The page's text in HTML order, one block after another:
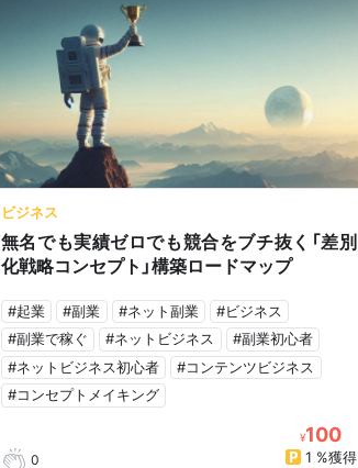
ビジネス
無名でも実績ゼロでも競合をブチ抜く「差別
化戦略コンセプト」構築ロードマップ
#起業 #副業 #ネット副業
#ビジネス
#副業で稼ぐ
#ネットビジネス
#副業初心者
#ネットビジネス初心者
#コンテンツビジネス
#コンセプトメイキング
0
¥100
1 %獲得